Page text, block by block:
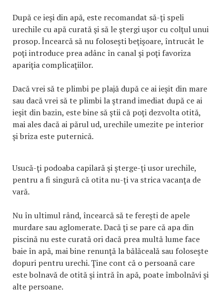
După ce ieşi din apă, este recomandat să-ţi speli
urechile cu apă curată şi să le ştergi uşor cu colţul unui
prosop. Încearcă să nu foloseşti beţişoare, întrucât le
poţi introduce prea adânc în canal şi poţi favoriza
apariţia complicaţiilor.
Dacă vrei să te plimbi pe plajă după ce ai ieşit din mare
sau dacă vrei să te plimbi la ştrand imediat după ce ai
ieşit din bazin, este bine să ştii că poţi dezvolta otită,
mai ales dacă ai părul ud, urechile umezite pe interior
şi briza este puternică.
Usucă-ţi podoaba capilară şi şterge-ţi usor urechile,
pentru a fi singură că otita nu-ţi va strica vacanţa de
vară.
Nu în ultimul rând, încearcă să te fereşti de apele
murdare sau aglomerate. Dacă ţi se pare că apa din
piscină nu este curată ori dacă prea multă lume face
baie în apă, mai bine renunţă la bălăceală sau foloseşte
dopuri pentru urechi. Ţine cont că o persoană care
este bolnavă de otită şi intră în apă, poate îmbolnăvi şi
alte persoane.